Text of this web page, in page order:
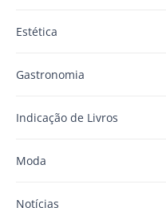
Estética
Gastronomia
Indicação de Livros
Moda
Notícias